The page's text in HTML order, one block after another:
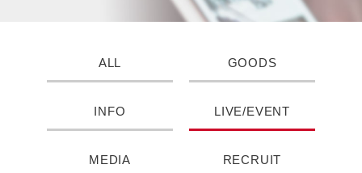
ALL GOODS
INFO LIVE/EVENT
MEDIA RECRUIT